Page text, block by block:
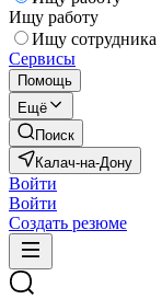
Ищу работу
Ищу сотрудника
Сервисы
Помощь
Ещё
Поиск
Калач-на-Дону
Войти
Войти
Создать резюме